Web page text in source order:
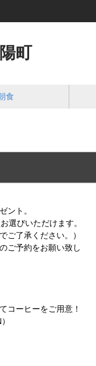
町
食
ント。
びいただけます。
ご了承ください。）
ご予約をお願い致し
コーヒーをご用意！